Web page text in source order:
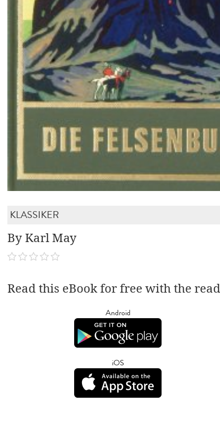
KLASSIKER
By Karl May
Read this eBook for free with the
Android
iOS